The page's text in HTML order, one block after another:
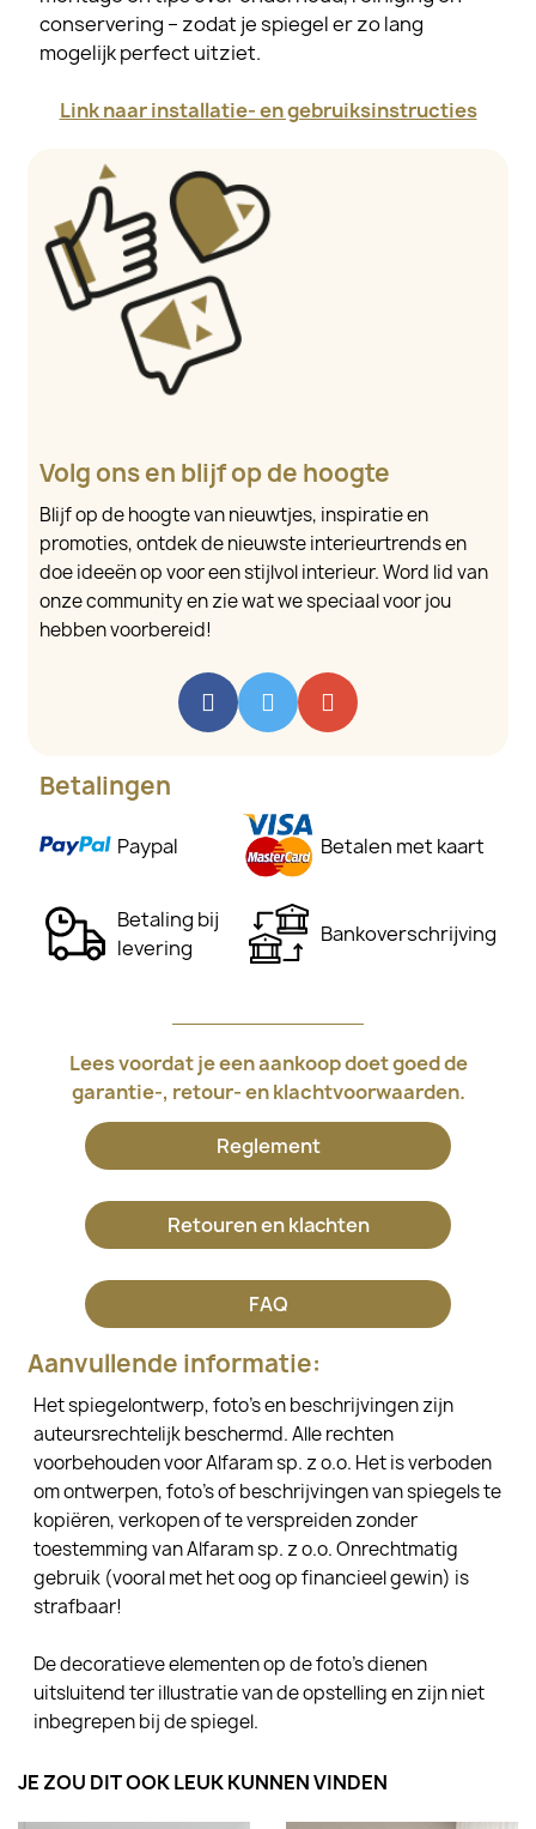
conservering – zodat je spiegel er zo lang
mogelijk perfect uitziet.
Link naar installatie- en gebruiksinstructies
Volg ons en blijf op de hoogte
Blijf op de hoogte van nieuwtjes, inspiratie en
promoties, ontdek de nieuwste interieurtrends en
doe ideeën op voor een stijlvol interieur. Word lid van
onze community en zie wat we speciaal voor jou
hebben voorbereid!
Betalingen
Paypal Betalen met kaart
Betaling bij
levering
Bankoverschrijving
Lees voordat je een aankoop doet goed de
garantie-, retour- en klachtvoorwaarden.
Reglement
Retouren en klachten
FAQ
Aanvullende informatie:
Het spiegelontwerp, foto's en beschrijvingen zijn
auteursrechtelijk beschermd. Alle rechten
voorbehouden voor Alfaram sp. z o.o. Het is verboden
om ontwerpen, foto's of beschrijvingen van spiegels te
kopiëren, verkopen of te verspreiden zonder
toestemming van Alfaram sp. z o.o. Onrechtmatig
gebruik (vooral met het oog op financieel gewin) is
strafbaar!
De decoratieve elementen op de foto's dienen
uitsluitend ter illustratie van de opstelling en zijn niet
inbegrepen bij de spiegel.
JE ZOU DIT OOK LEUK KUNNEN VINDEN